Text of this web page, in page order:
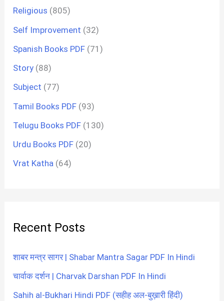
Religious (805)
Self Improvement (32)
Spanish Books PDF (71)
Story (88)
Subject (77)
Tamil Books PDF (93)
Telugu Books PDF (130)
Urdu Books PDF (20)
Vrat Katha (64)
Recent Posts
शाबर मन्त्र सागर | Shabar Mantra Sagar PDF In Hindi
चार्वाक दर्शन | Charvak Darshan PDF In Hindi
Sahih al-Bukhari Hindi PDF (सहीह अल-बुख़ारी हिंदी)